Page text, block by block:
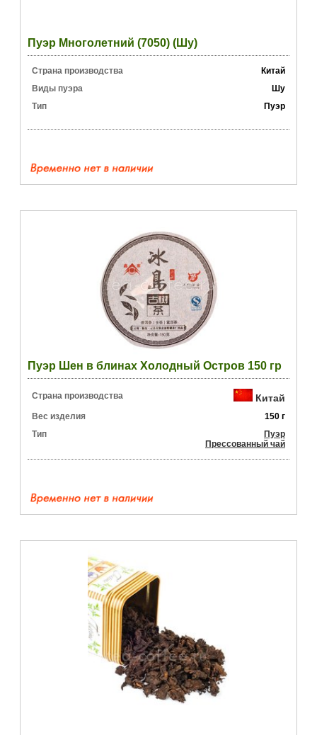
Пуэр Многолетний (7050) (Шу)
Страна производства
Китай
Виды пуэра
Шу
Тип
Пуэр
Пуэр Шен в блинах Холодный Остров 150 гр
Страна производства Китай
Вес изделия
150 г
Тип
Пуэр
Прессованный чай